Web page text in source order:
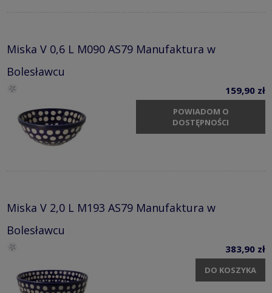
Miska V 0,6 L M090 AS79 Manufaktura w
Bolesławcu
159,90 zł
POWIADOM O
DOSTĘPNOŚCI
Miska V 2,0 L M193 AS79 Manufaktura w
Bolesławcu
383,90 zł
DO KOSZYKA